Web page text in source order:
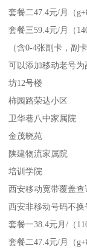
套餐二47.4元/月（
套餐三59.4元/月（
（含0-4张副卡，副
可以添加移动老号
坊12号楼
柿园路荣达小区
卫华巷八中家属院
金茂晓苑
陕建物流家属院
培训学院
西安移动宽带覆盖查
西安非移动号码不换
套餐一38.4元月/（
套餐二47.4元/月（